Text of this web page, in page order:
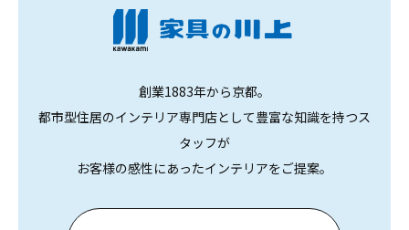
創業1883年から京都。
都市型住居のインテリア専門店として豊富な知識を持つス
タッフが
お客様の感性にあったインテリアをご提案。